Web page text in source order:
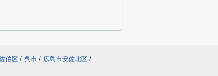
伯区 / 呉市 / 広島市安佐北区 /